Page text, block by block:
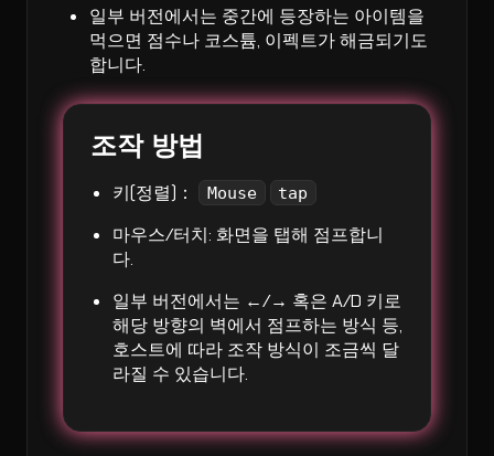
일부 버전에서는 중간에 등장하는 아이템을
먹으면 점수나 코스튬, 이펙트가 해금되기도
합니다.
조작 방법
키(정렬)： Mouse tap
마우스/터치: 화면을 탭해 점프합니
다.
일부 버전에서는 ←/→ 혹은 A/D 키로
해당 방향의 벽에서 점프하는 방식 등,
호스트에 따라 조작 방식이 조금씩 달
라질 수 있습니다.